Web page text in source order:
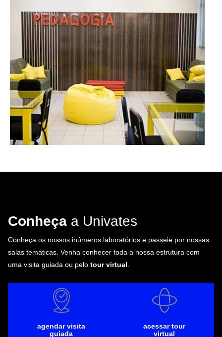
Conheça a Univates
Conheça os nossos inúmeros laboratórios e passeie por nossas
salas temáticas. Venha conhecer toda a nossa estrutura com
uma visita guiada ou pelo tour virtual
agendar visita
guiada
acessar tour
virtual